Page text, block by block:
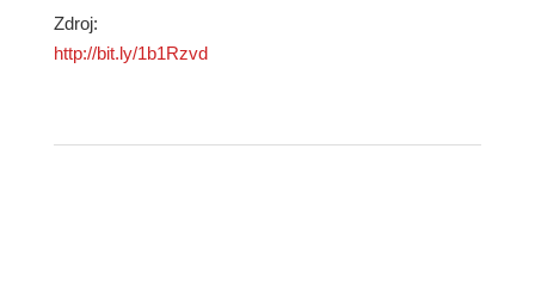
Zdroj:
http://bit.ly/1b1Rzvd